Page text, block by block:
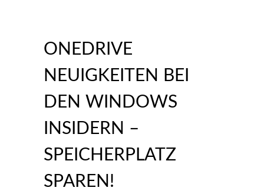
ONEDRIVE
NEUIGKEITEN BEI
DEN WINDOWS
INSIDERN –
SPEICHERPLATZ
SPAREN!